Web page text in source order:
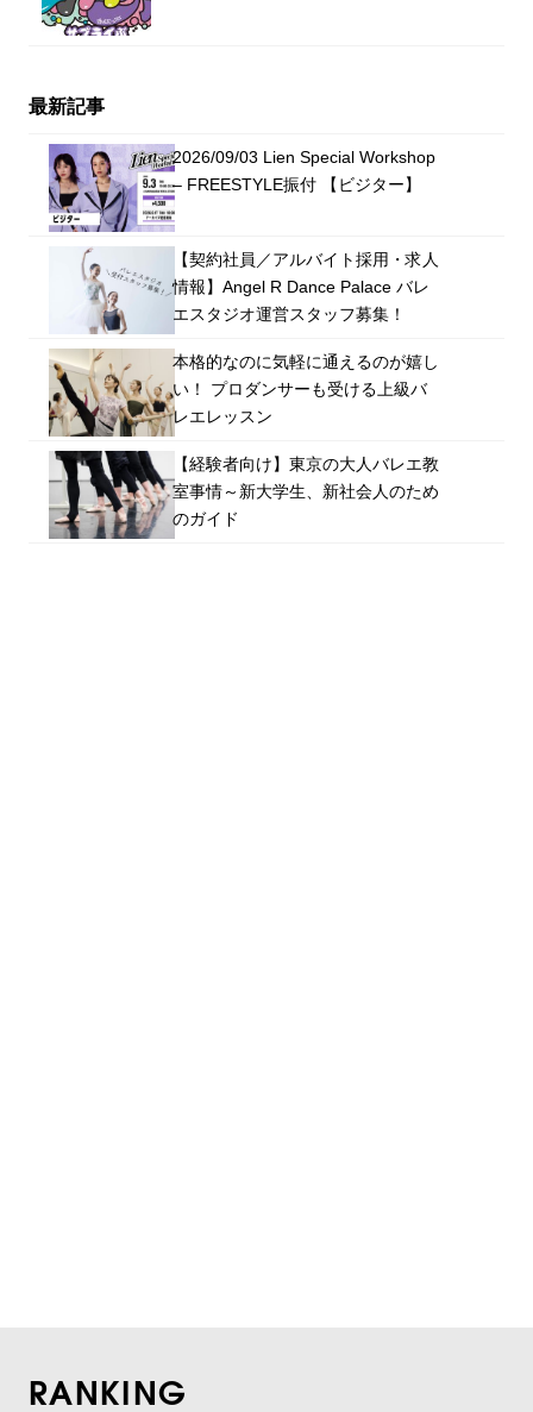
最新記事
2026/09/03 Lien Special Workshop
– FREESTYLE振付 【ビジター】
【契約社員／アルバイト採用・求人
情報】Angel R Dance Palace バレ
エスタジオ運営スタッフ募集！
本格的なのに気軽に通えるのが嬉し
い！ プロダンサーも受ける上級バ
レエレッスン
【経験者向け】東京の大人バレエ教
室事情～新大学生、新社会人のため
のガイド
RANKING